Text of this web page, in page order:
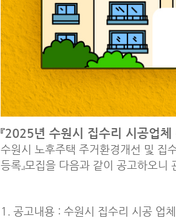
『2025년 수원시 집수리 시공업체
수원시 노후주택 주거환경개선 및 집
등록』모집을 다음과 같이 공고하오
1. 공고내용 : 수원시 집수리 시공 업